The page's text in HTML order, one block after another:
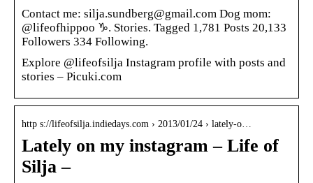
Contact me: silja.sundberg@gmail.com Dog mom:
@lifeofhippoo ♑︎. Stories. Tagged 1,781 Posts 20,133
Followers 334 Following.
Explore @lifeofsilja Instagram profile with posts and
stories – Picuki.com
http s://lifeofsilja.indiedays.com › 2013/01/24 › lately-o…
Lately on my instagram – Life of
Silja –